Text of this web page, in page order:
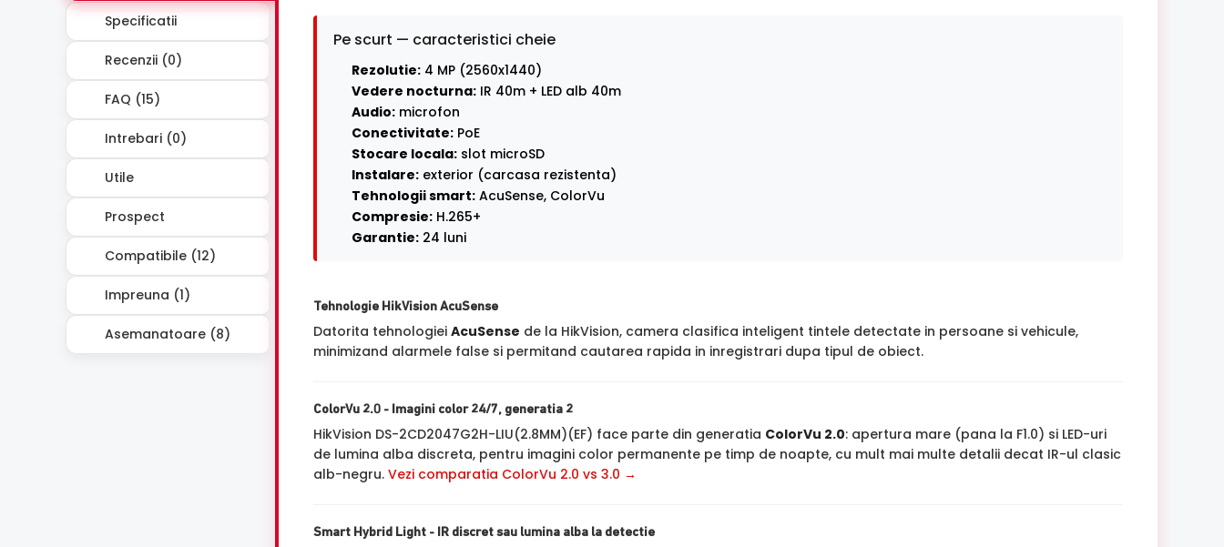
Specificatii
Recenzii (0)
FAQ (15)
Intrebari (0)
Utile
Prospect
Compatibile (12)
Impreuna (1)
Asemanatoare (8)
Pe scurt — caracteristici cheie
Rezolutie: 4 MP (2560x1440)
Vedere nocturna: IR 40m + LED alb 40m
Audio: microfon
Conectivitate: PoE
Stocare locala: slot microSD
Instalare: exterior (carcasa rezistenta)
Tehnologii smart: AcuSense, ColorVu
Compresie: H.265+
Garantie: 24 luni
Tehnologie HikVision AcuSense
Datorita tehnologiei AcuSense de la HikVision, camera clasifica inteligent tintele detectate in persoane si vehicule,
minimizand alarmele false si permitand cautarea rapida in inregistrari dupa tipul de obiect.
ColorVu 2.0 - Imagini color 24/7, generatia 2
HikVision DS-2CD2047G2H-LIU(2.8MM)(EF) face parte din generatia ColorVu 2.0: apertura mare (pana la F1.0) si LED-uri
de lumina alba discreta, pentru imagini color permanente pe timp de noapte, cu mult mai multe detalii decat IR-ul clasic
alb-negru. Vezi comparatia ColorVu 2.0 vs 3.0 →
Smart Hybrid Light - IR discret sau lumina alba la detectie